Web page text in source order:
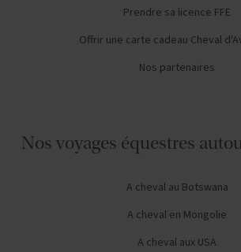
Prendre sa licence FFE
Offrir une carte cadeau Cheval
Nos partenaires
Nos voyages équestres
A cheval au Botswana
A cheval en Mongolie
A cheval aux USA